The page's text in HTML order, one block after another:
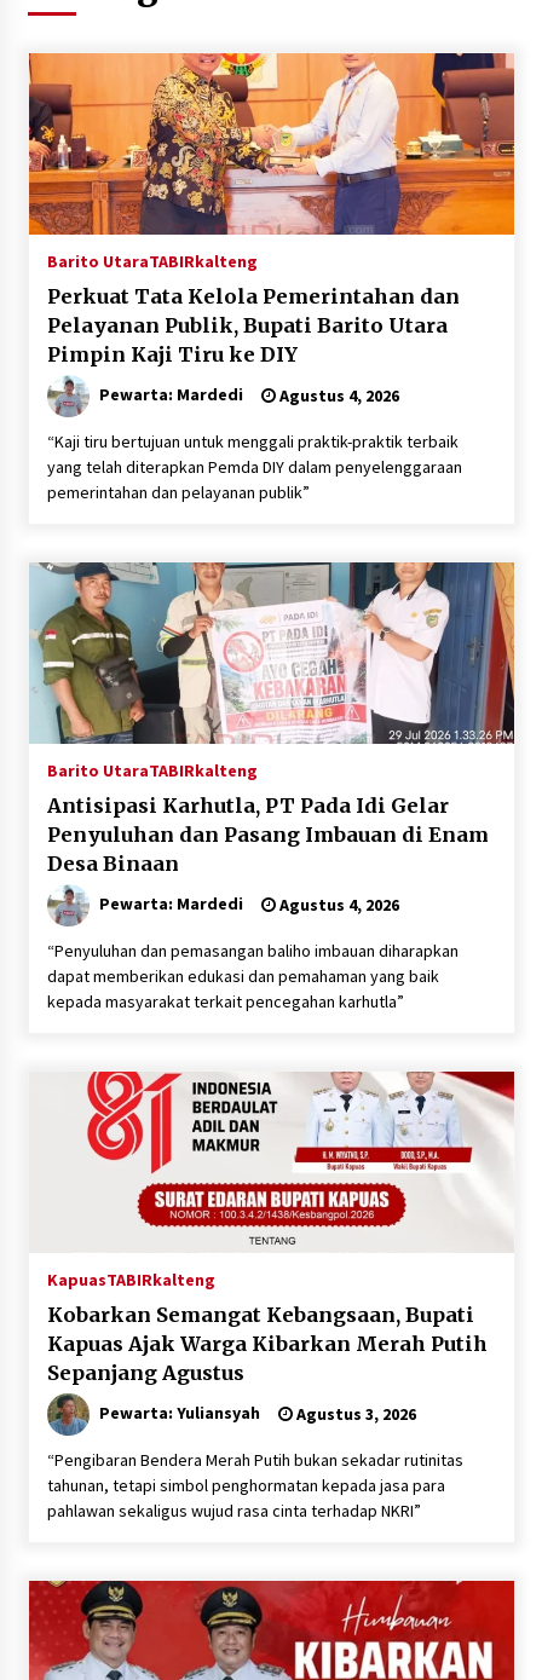
Eksekusi Putusan PN, Kejari Kotabaru Setor
PNBP 400 Juta dari Kasus Tambang Ilegal
Agustus 5, 2026
Hadiri Forum Komunikasi dan Kemitraan BPJS,
Sekda Tapin Komitmen Tingkatkan Layanan
Kesehatan
Agustus 4, 2026
Kejari HST Musnahkan Barang Bukti 27 Perkara
Inkracht van Gewisjde
Agustus 4, 2026
Kejaksaan, Ada Apa?
Agustus 4, 2026
Pembangunan Tetap Berjalan
Agustus 4, 2026
Perkuat Tata Kelola Pemerintahan dan
Pelayanan Publik, Bupati Barito Utara Pimpin
Kaji Tiru ke DIY
Agustus 4, 2026
Barito UtaraTABIRkalteng
Perkuat Tata Kelola Pemerintahan dan
Pelayanan Publik, Bupati Barito Utara
Pimpin Kaji Tiru ke DIY
Pewarta: Mardedi Agustus 4, 2026
“Kaji tiru bertujuan untuk menggali praktik-praktik terbaik
yang telah diterapkan Pemda DIY dalam penyelenggaraan
pemerintahan dan pelayanan publik”
Barito UtaraTABIRkalteng
Antisipasi Karhutla, PT Pada Idi Gelar
Penyuluhan dan Pasang Imbauan di Enam
Desa Binaan
Pewarta: Mardedi Agustus 4, 2026
“Penyuluhan dan pemasangan baliho imbauan diharapkan
dapat memberikan edukasi dan pemahaman yang baik
kepada masyarakat terkait pencegahan karhutla”
KapuasTABIRkalteng
Kobarkan Semangat Kebangsaan, Bupati
Kapuas Ajak Warga Kibarkan Merah Putih
Sepanjang Agustus
Pewarta: Yuliansyah Agustus 3, 2026
“Pengibaran Bendera Merah Putih bukan sekadar rutinitas
tahunan, tetapi simbol penghormatan kepada jasa para
pahlawan sekaligus wujud rasa cinta terhadap NKRI”